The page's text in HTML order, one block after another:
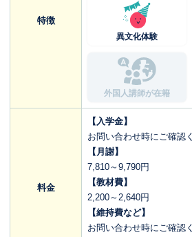
特徴
異文化体験
外国人講師が在籍
料金
【入学金】
お問い合わせ時にご確認
【月謝】
7,810～9,790円
【教材費】
2,200～2,640円
【維持費など】
お問い合わせ時にご確認